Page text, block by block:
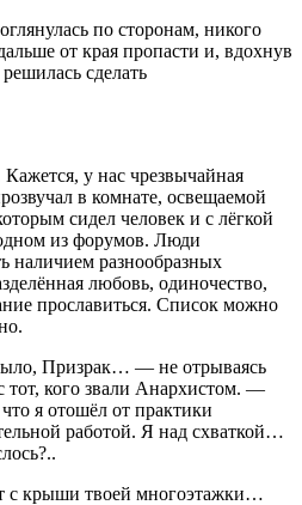
по сторонам, никого
от края пропасти и, вдохнув
сделать
у нас чрезвычайная
в комнате, освещаемой
сидел человек и с лёгкой
из форумов. Люди
наличием разнообразных
любовь, одиночество,
прославиться. Список можно
Призрак… — не отрываясь
тот, кого звали Анархистом. —
я отошёл от практики
работой. Я над схваткой…
с крыши твоей многоэтажки…